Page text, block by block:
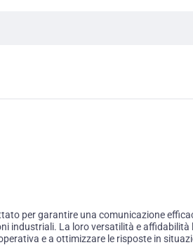
per garantire una comunicazione
industriali. La loro versatilità e
e a ottimizzare le risposte in